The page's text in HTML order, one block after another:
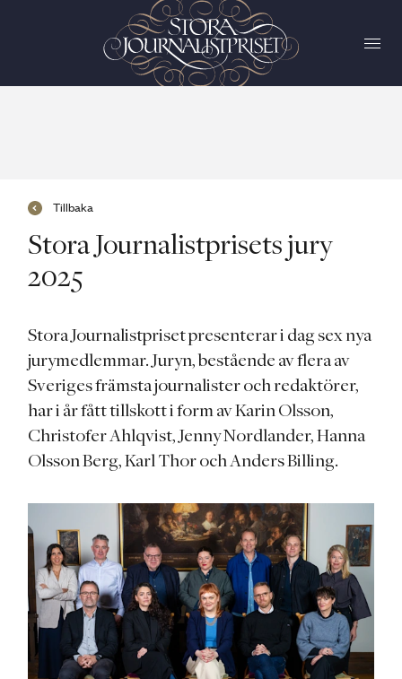
Stora Journalistprisets jury
2025
Stora Journalistpriset presenterar i dag sex nya
jurymedlemmar. Juryn, bestående av flera av
Sveriges främsta journalister och redaktörer,
har i år fått tillskott i form av Karin Olsson,
Christofer Ahlqvist, Jenny Nordlander, Hanna
Olsson Berg, Karl Thor och Anders Billing.
Tillbaka